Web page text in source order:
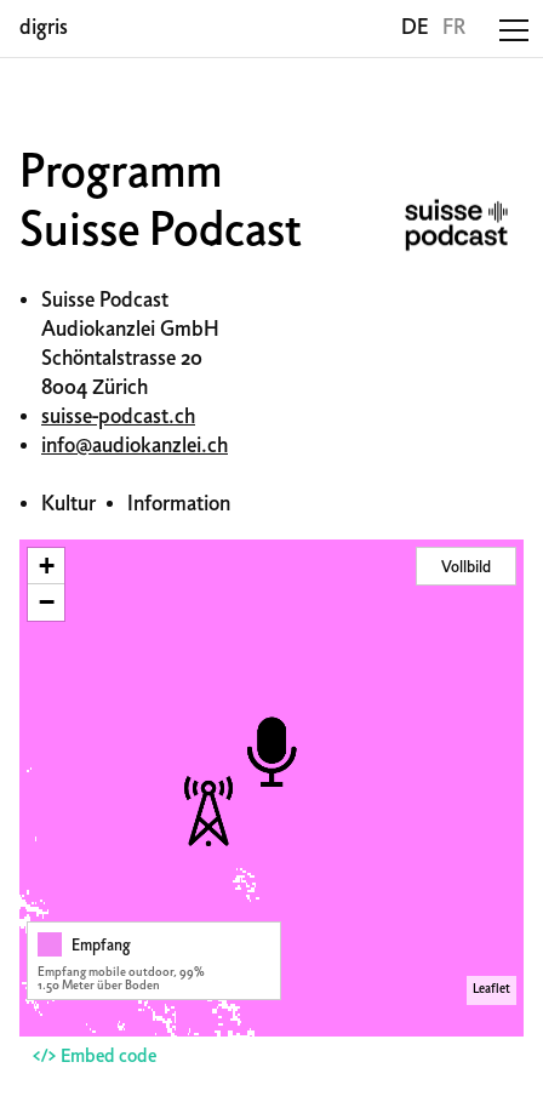
digris DE FR
Programm
Suisse Podcast
Suisse Podcast
Audiokanzlei GmbH
Schöntalstrasse 20
8004 Zürich
suisse-podcast.ch
info@audiokanzlei.ch
Kultur Information
+
−
Leaflet
Vollbild
Empfang
Empfang mobile outdoor, 99%
1.50 Meter über Boden
</> Embed code